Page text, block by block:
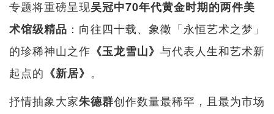
专题将重磅呈现吴冠中70年代黄金时期的两件美
术馆级精品 ：向往四十载、象徵「永恒艺术之梦」
的珍稀神山之作 《玉龙雪山》 与代表人生和艺术新
起点的 《新居》 。
抒情抽象大家朱德群创作数量最稀罕，且最为市场